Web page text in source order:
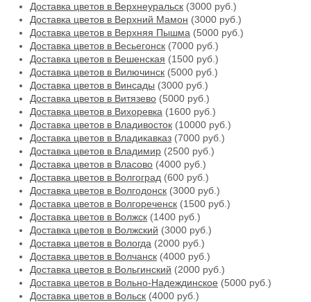
Доставка цветов в Верхнеуральск (3000 руб.)
Доставка цветов в Верхний Мамон (3000 руб.)
Доставка цветов в Верхняя Пышма (5000 руб.)
Доставка цветов в Весьегонск (7000 руб.)
Доставка цветов в Вешенская (1500 руб.)
Доставка цветов в Вилючинск (5000 руб.)
Доставка цветов в Винсады (3000 руб.)
Доставка цветов в Витязево (5000 руб.)
Доставка цветов в Вихоревка (1600 руб.)
Доставка цветов в Владивосток (10000 руб.)
Доставка цветов в Владикавказ (7000 руб.)
Доставка цветов в Владимир (2500 руб.)
Доставка цветов в Власово (4000 руб.)
Доставка цветов в Волгоград (600 руб.)
Доставка цветов в Волгодонск (3000 руб.)
Доставка цветов в Волгореченск (1500 руб.)
Доставка цветов в Волжск (1400 руб.)
Доставка цветов в Волжский (3000 руб.)
Доставка цветов в Вологда (2000 руб.)
Доставка цветов в Волчанск (4000 руб.)
Доставка цветов в Вольгинский (2000 руб.)
Доставка цветов в Вольно-Надеждинское (5000 руб.)
Доставка цветов в Вольск (4000 руб.)